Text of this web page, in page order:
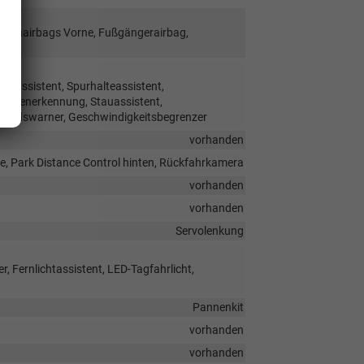
Vorne, Fußgängerairbag,
Spurhalteassistent,
Stauassistent,
Geschwindigkeitsbegrenzer
vorhanden
Park Distance Control hinten, Rückfahrkamera
vorhanden
vorhanden
Servolenkung
Fernlichtassistent, LED-Tagfahrlicht,
Pannenkit
vorhanden
vorhanden